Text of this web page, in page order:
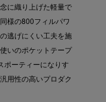
に織り上げた軽量で
様の800フィルパワ
逃げにくい工夫を施
いのポケットテープ
ポーティーになりす
用性の高いプロダク